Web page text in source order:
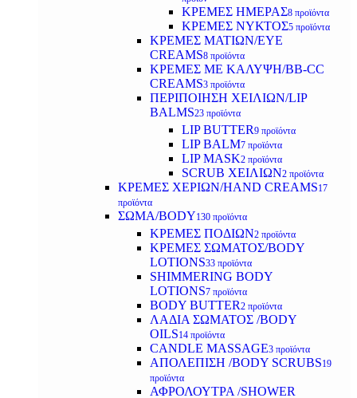
ΚΡΕΜΕΣ ΗΜΕΡΑΣ8 προϊόντα
ΚΡΕΜΕΣ ΝΥΚΤΟΣ5 προϊόντα
ΚΡΕΜΕΣ ΜΑΤΙΩΝ/EYE
CREAMS8 προϊόντα
ΚΡΕΜΕΣ ΜΕ ΚΑΛΥΨΗ/BB-CC
CREAMS3 προϊόντα
ΠΕΡΙΠΟΙΗΣΗ ΧΕΙΛΙΩΝ/LIP
BALMS23 προϊόντα
LIP BUTTER9 προϊόντα
LIP BALM7 προϊόντα
LIP MASK2 προϊόντα
SCRUB ΧΕΙΛΙΩΝ2 προϊόντα
ΚΡΕΜΕΣ ΧΕΡΙΩΝ/HAND CREAMS17
προϊόντα
ΣΩΜΑ/BODY130 προϊόντα
ΚΡΕΜΕΣ ΠΟΔΙΩΝ2 προϊόντα
ΚΡΕΜΕΣ ΣΩΜΑΤΟΣ/BODY
LOTIONS33 προϊόντα
SHIMMERING BODY
LOTIONS7 προϊόντα
BODY BUTTER2 προϊόντα
ΛΑΔΙΑ ΣΩΜΑΤΟΣ /BODY
OILS14 προϊόντα
CANDLE MASSAGE3 προϊόντα
ΑΠΟΛΕΠΙΣΗ /BODY SCRUBS19
προϊόντα
ΑΦΡΟΛΟΥΤΡΑ /SHOWER